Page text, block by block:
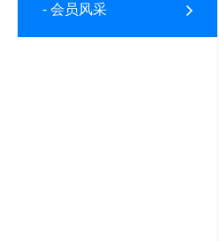
- 会员风采